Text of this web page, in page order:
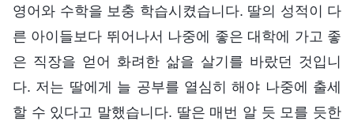
영어와 수학을 보충 학습시켰습니다. 딸의 성적이 다
른 아이들보다 뛰어나서 나중에 좋은 대학에 가고 좋
은 직장을 얻어 화려한 삶을 살기를 바랐던 것입니
다. 저는 딸에게 늘 공부를 열심히 해야 나중에 출세
할 수 있다고 말했습니다. 딸은 매번 알 듯 모를 듯한